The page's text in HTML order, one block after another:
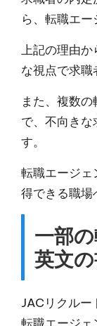
ら、転職エー
上記の理由か
な視点で求
また、複数
で、不向きな
す。
転職エージェ
得できる職場
一部
英文
JACリクルー
転職エージェ